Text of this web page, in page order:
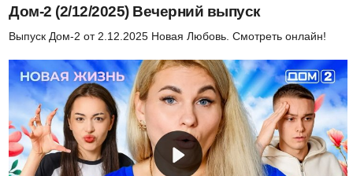
Дом-2 (2/12/2025) Вечерний выпуск
Выпуск Дом-2 от 2.12.2025 Новая Любовь. Смотреть онлайн!